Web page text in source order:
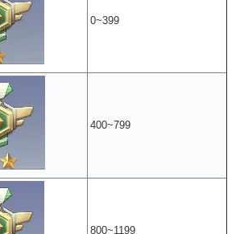
0~399
400~799
800~1199